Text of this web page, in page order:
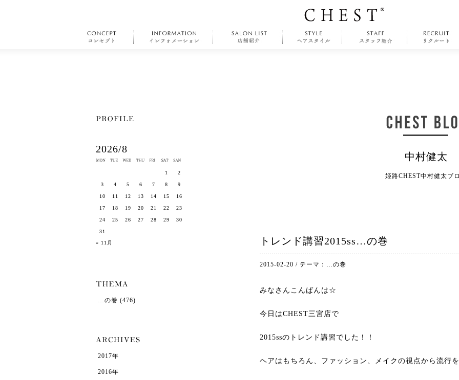
中村健太
姫路CHEST中村健太ブ
トレンド講習2015ss…の巻
2015-02-20 / テーマ： …の巻
みなさんこんばんは☆
今日はCHEST三宮店で
2015ssのトレンド講習でした！！
ヘアはもちろん、ファッション、メイクの視点から流行
2026/8
« 11月
1 2
3 4 5 6 7 8 9
10 11 12 13 14 15 16
17 18 19 20 21 22 23
24 25 26 27 28 29 30
31
…の巻 (476)
2017年
2016年